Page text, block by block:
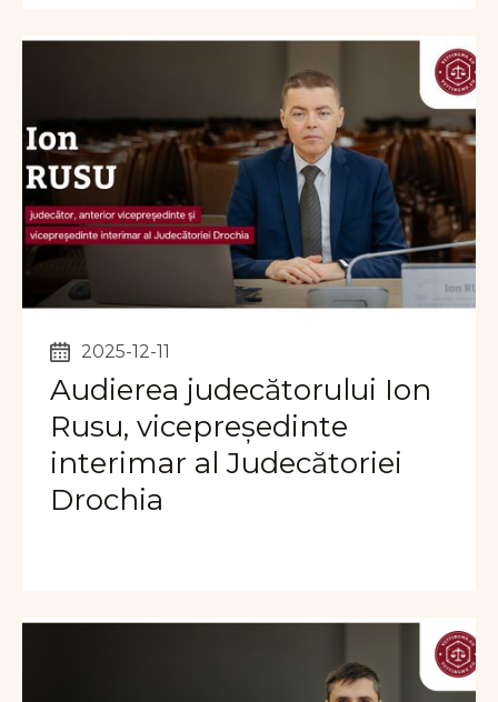
2025-12-11
Audierea judecătorului Ion
Rusu, vicepreședinte
interimar al Judecătoriei
Drochia